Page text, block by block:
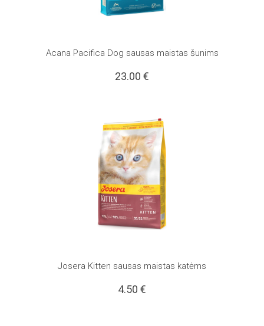
Acana Pacifica Dog sausas maistas šunims
23.00 €
Josera Kitten sausas maistas katėms
4.50 €